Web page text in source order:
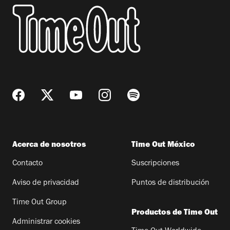
Acerca de nosotros
Contacto
Aviso de privacidad
Time Out Group
Administrar cookies
Time Out México
Suscripciones
Puntos de distribución
Productos de Time Out